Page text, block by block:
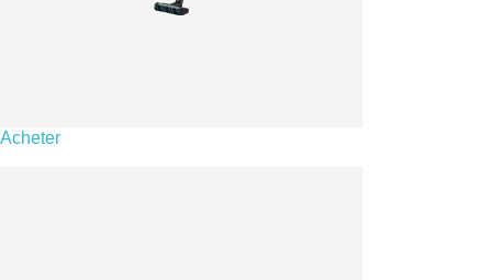
Acheter